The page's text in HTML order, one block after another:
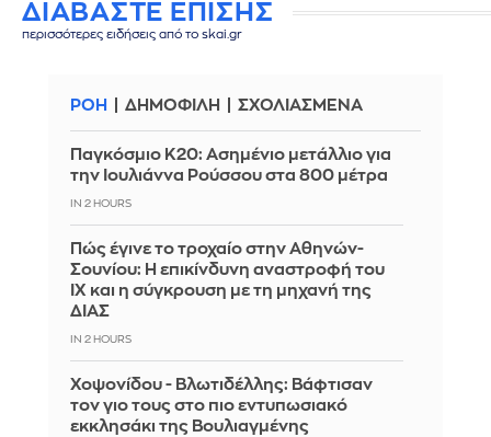
ΔΙΑΒΑΣΤΕ ΕΠΙΣΗΣ
περισσότερες ειδήσεις από το skai.gr
ΡΟΗ ΔΗΜΟΦΙΛΗ ΣΧΟΛΙΑΣΜΕΝΑ
Παγκόσμιο Κ20: Ασημένιο μετάλλιο για
την Ιουλιάννα Ρούσσου στα 800 μέτρα
IN 2 HOURS
Πώς έγινε το τροχαίο στην Αθηνών-
Σουνίου: Η επικίνδυνη αναστροφή του
ΙΧ και η σύγκρουση με τη μηχανή της
ΔΙΑΣ
IN 2 HOURS
Χοψονίδου - Βλωτιδέλλης: Βάφτισαν
τον γιο τους στο πιο εντυπωσιακό
εκκλησάκι της Βουλιαγμένης